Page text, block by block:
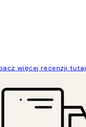
więcej recenzji tutaj